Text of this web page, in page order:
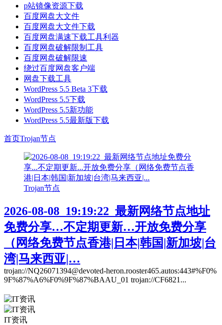
p站镜像资源下载
百度网盘大文件
百度网盘大文件下载
百度网盘满速下载工具利器
百度网盘破解限制工具
百度网盘破解限速
绕过百度网盘客户端
网盘下载工具
WordPress 5.5 Beta 3下载
WordPress 5.5下载
WordPress 5.5新功能
WordPress 5.5最新版下载
首页Trojan节点
Trojan节点
2026-08-08_19:19:22_最新网络节点地址
免费分享…不定期更新…开放免费分享
（网络免费节点香港|日本|韩国|新加坡|台
湾|马来西亚|…
trojan://NQ26071394@devoted-heron.rooster465.autos:443#%F0%
9F%87%A6%F0%9F%87%BAAU_01 trojan://CF6821...
IT资讯